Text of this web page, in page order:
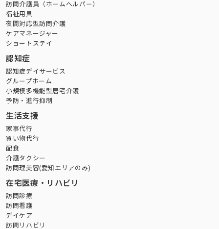
訪問介護員（ホームヘルパー）
福祉用具
夜間対応型訪問介護
ケアマネージャー
ショートステイ
認知症
認知症デイサービス
グループホーム
小規模多機能型居宅介護
予防・進行抑制
生活支援
家事代行
買い物代行
配食
介護タクシー
訪問理美容(愛知エリアのみ)
在宅医療・リハビリ
訪問診療
訪問看護
デイケア
訪問リハビリ